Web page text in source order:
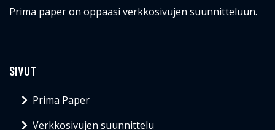
Prima paper on oppaasi verkkosivujen suunnitteluun.
SIVUT
Prima Paper
Verkkosivujen suunnittelu